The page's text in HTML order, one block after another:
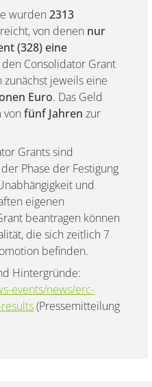
wurden 2313
von denen nur
(328) eine
den Consolidator Grant
jeweils eine
Euro. Das Geld
fünf Jahren zur
Grants sind
Phase der Festigung
und
eigenen
beantragen können
die sich zeitlich 7
befinden.
Hintergründe:
events/news/erc-
(Pressemitteilung